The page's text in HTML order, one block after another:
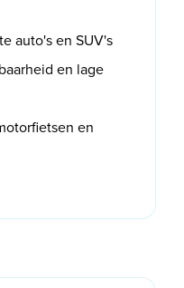
auto's en SUV's
en lage
en